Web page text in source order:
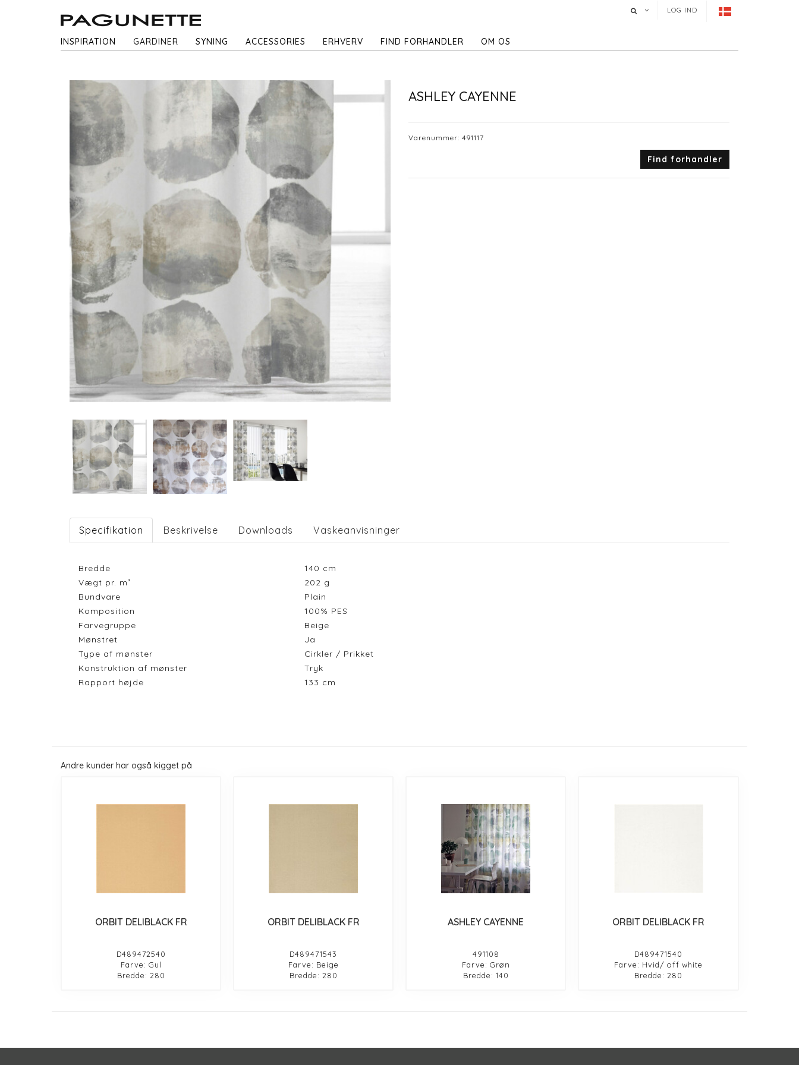
LOG IND
INSPIRATION GARDINER SYNING ACCESSORIES ERHVERV FIND FORHANDLER OM OS
ASHLEY CAYENNE
Varenummer: 491117
Find forhandler
Specifikation Beskrivelse Downloads Vaskeanvisninger
Bredde 140 cm
Vægt pr. m²
202 g
Bundvare
Plain
Komposition
100% PES
Farvegruppe
Beige
Mønstret
Ja
Type af mønster
Cirkler / Prikket
Konstruktion af mønster
Tryk
Rapport højde
133 cm
Andre kunder har også kigget på
ORBIT DELIBLACK FR
D489472540
Farve: Gul
Bredde: 280
ORBIT DELIBLACK FR
D489471543
Farve: Beige
Bredde: 280
ASHLEY CAYENNE
491108
Farve: Grøn
Bredde: 140
ORBIT DELIBLACK FR
D489471540
Farve: Hvid/ off white
Bredde: 280